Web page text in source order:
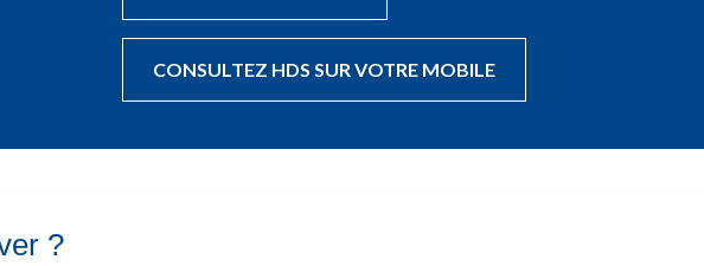
CONSULTEZ HDS SUR VOTRE MOBILE
?